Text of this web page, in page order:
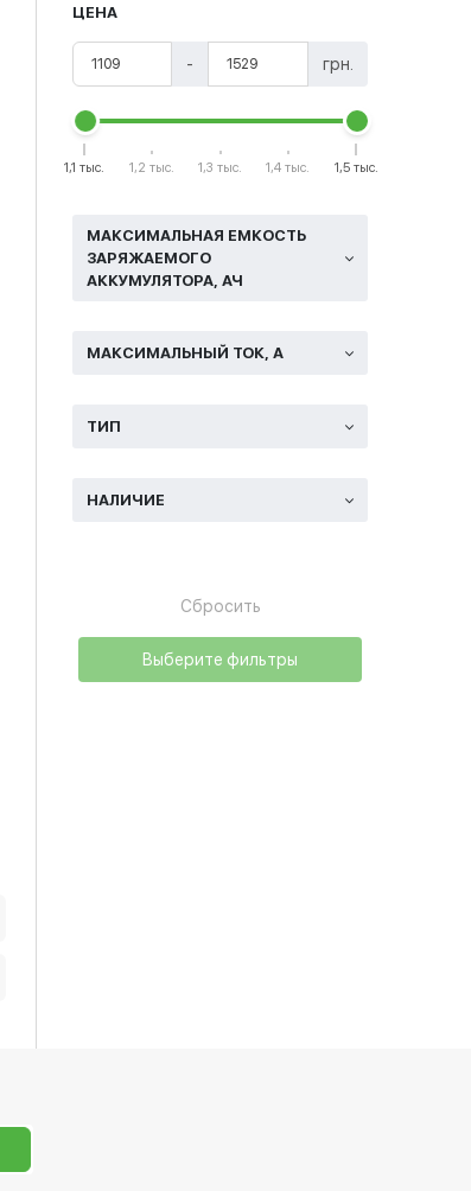
ЦЕНА
- грн.
1,1 тыс. 1,2 тыс. 1,3 тыс. 1,4 тыс. 1,5 тыс.
МАКСИМАЛЬНАЯ ЕМКОСТЬ
ЗАРЯЖАЕМОГО
АККУМУЛЯТОРА, АЧ
МАКСИМАЛЬНЫЙ ТОК, А
ТИП
НАЛИЧИЕ
Сбросить
Выберите фильтры